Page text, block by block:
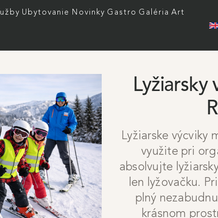
Ubytovanie Novinky Gastro Galéria Art
Lyžiarsky
Lyžiarske výcviky
využite pri
absolvujte
len lyžovačku.
plný
krásnom